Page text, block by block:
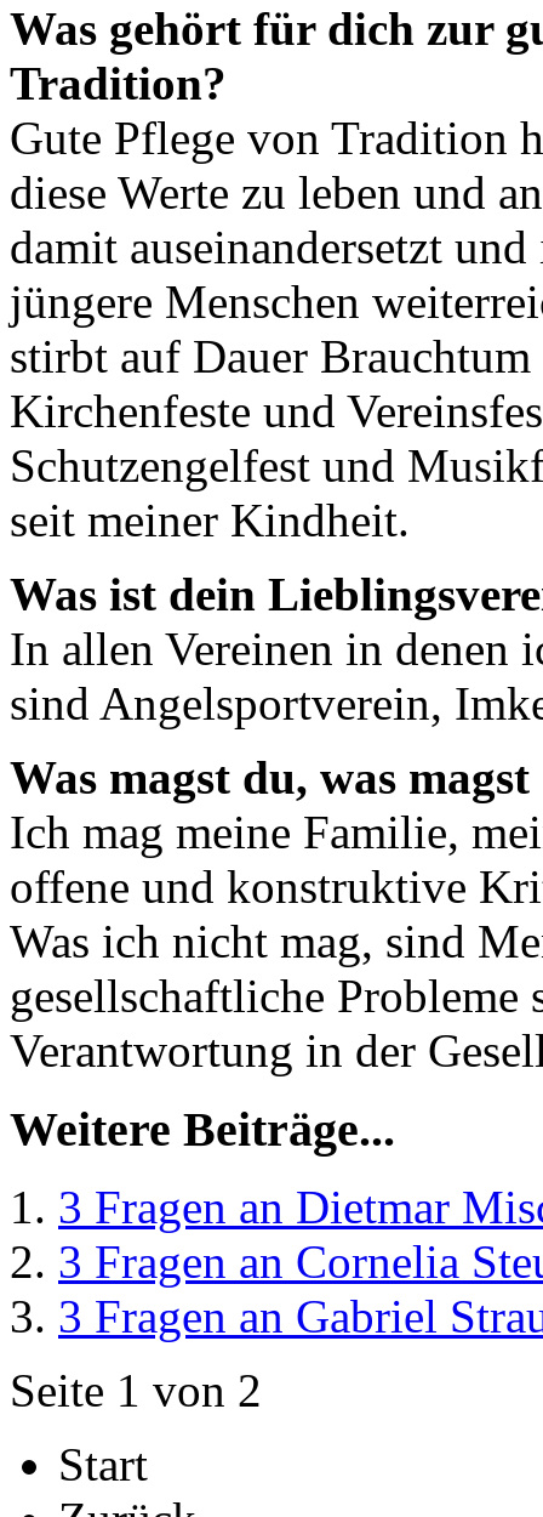
Was gehört für dich zur
Tradition?
Gute Pflege von Tradition
diese Werte zu leben und
damit auseinandersetzt
jüngere Menschen
stirbt auf Dauer
Kirchenfeste und
Schutzengelfest und
seit meiner Kindheit.
Was ist dein
In allen Vereinen in denen
sind Angelsportverein,
Was magst du, was
Ich mag meine Familie,
offene und konstruktive
Was ich nicht mag, sind
gesellschaftliche Probleme
Verantwortung in der
Weitere Beiträge...
3 Fragen an Dietmar
3 Fragen an Cornelia
3 Fragen an Gabriel
Seite 1 von 2
Start